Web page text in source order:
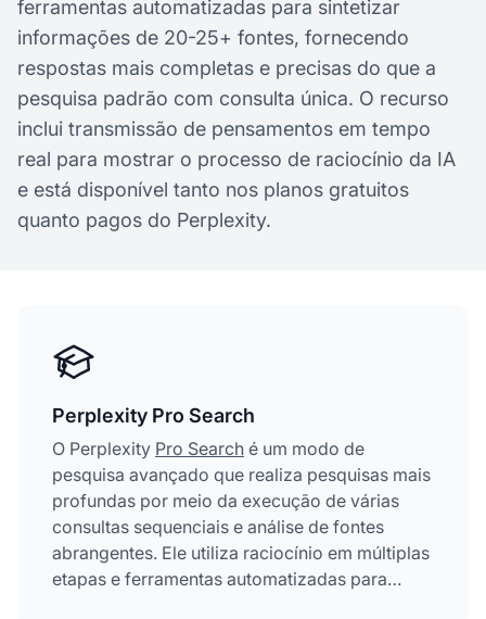
ferramentas automatizadas para sintetizar
informações de 20-25+ fontes, fornecendo
respostas mais completas e precisas do que a
pesquisa padrão com consulta única. O recurso
inclui transmissão de pensamentos em tempo
real para mostrar o processo de raciocínio da IA
e está disponível tanto nos planos gratuitos
quanto pagos do Perplexity.
Perplexity Pro Search
O Perplexity Pro Search é um modo de
pesquisa avançado que realiza pesquisas mais
profundas por meio da execução de várias
consultas sequenciais e análise de fontes
abrangentes. Ele utiliza raciocínio em múltiplas
etapas e ferramentas automatizadas para